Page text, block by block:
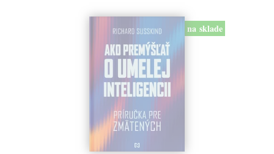
na sklade